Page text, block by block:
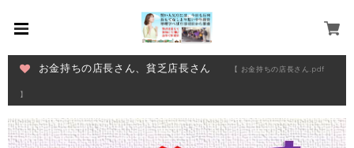
お金持ちの店長さん、貧乏店長さん 【 お金持ちの店長さん.pdf
】